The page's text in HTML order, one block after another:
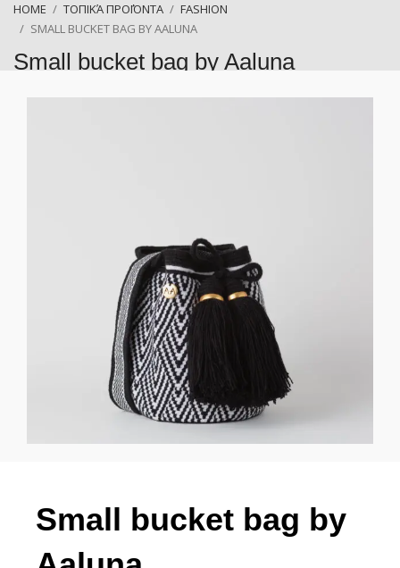
HOME ΤΟΠΙΚΆ ΠΡΟΪΌΝΤΑ
FASHION
SMALL BUCKET BAG BY AALUNA
Small bucket bag by Aaluna
Small bucket bag by